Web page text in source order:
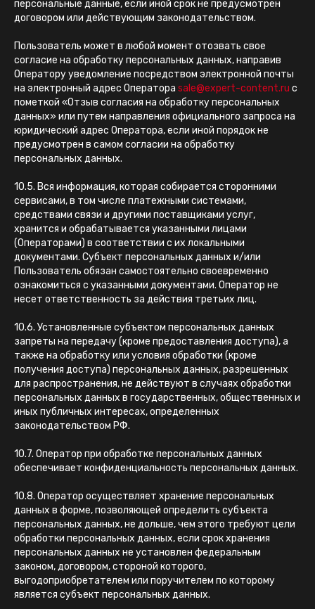
персональные данные, если иной срок не предусмотрен
договором или действующим законодательством.
Пользователь может в любой момент отозвать свое
согласие на обработку персональных данных, направив
Оператору уведомление посредством электронной почты
на электронный адрес Оператора sale@expert-content.ru с
пометкой «Отзыв согласия на обработку персональных
данных» или путем направления официального запроса на
юридический адрес Оператора, если иной порядок не
предусмотрен в самом согласии на обработку
персональных данных.
10.5. Вся информация, которая собирается сторонними
сервисами, в том числе платежными системами,
средствами связи и другими поставщиками услуг,
хранится и обрабатывается указанными лицами
(Операторами) в соответствии с их локальными
документами. Субъект персональных данных и/или
Пользователь обязан самостоятельно своевременно
ознакомиться с указанными документами. Оператор не
несет ответственность за действия третьих лиц.
10.6. Установленные субъектом персональных данных
запреты на передачу (кроме предоставления доступа), а
также на обработку или условия обработки (кроме
получения доступа) персональных данных, разрешенных
для распространения, не действуют в случаях обработки
персональных данных в государственных, общественных и
иных публичных интересах, определенных
законодательством РФ.
10.7. Оператор при обработке персональных данных
обеспечивает конфиденциальность персональных данных.
10.8. Оператор осуществляет хранение персональных
данных в форме, позволяющей определить субъекта
персональных данных, не дольше, чем этого требуют цели
обработки персональных данных, если срок хранения
персональных данных не установлен федеральным
законом, договором, стороной которого,
выгодоприобретателем или поручителем по которому
является субъект персональных данных.